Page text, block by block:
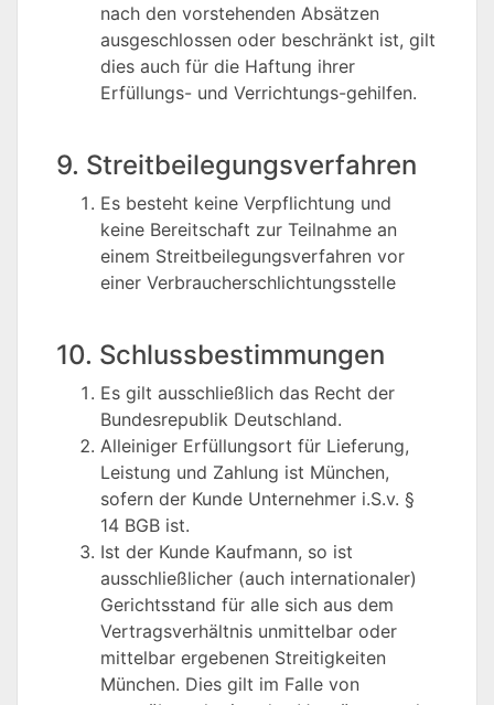
nach den vorstehenden Absätzen
ausgeschlossen oder beschränkt ist, gilt
dies auch für die Haftung ihrer
Erfüllungs- und Verrichtungs-gehilfen.
9. Streitbeilegungsverfahren
Es besteht keine Verpflichtung und
keine Bereitschaft zur Teilnahme an
einem Streitbeilegungsverfahren vor
einer Verbraucherschlichtungsstelle
10. Schlussbestimmungen
Es gilt ausschließlich das Recht der
Bundesrepublik Deutschland.
Alleiniger Erfüllungsort für Lieferung,
Leistung und Zahlung ist München,
sofern der Kunde Unternehmer i.S.v. §
14 BGB ist.
Ist der Kunde Kaufmann, so ist
ausschließlicher (auch internationaler)
Gerichtsstand für alle sich aus dem
Vertragsverhältnis unmittelbar oder
mittelbar ergebenen Streitigkeiten
München. Dies gilt im Falle von